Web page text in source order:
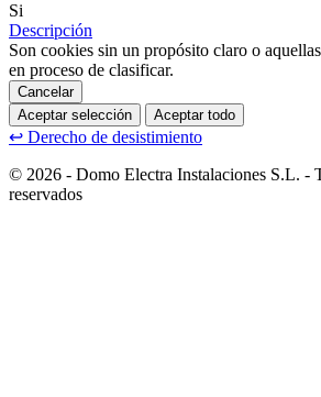
Si
Descripción
Son cookies sin un propósito claro o
en proceso de clasificar.
Cancelar
Aceptar selección
Aceptar todo
↩ Derecho de desistimiento
© 2026 - Domo Electra Instalaciones S.L. -
reservados